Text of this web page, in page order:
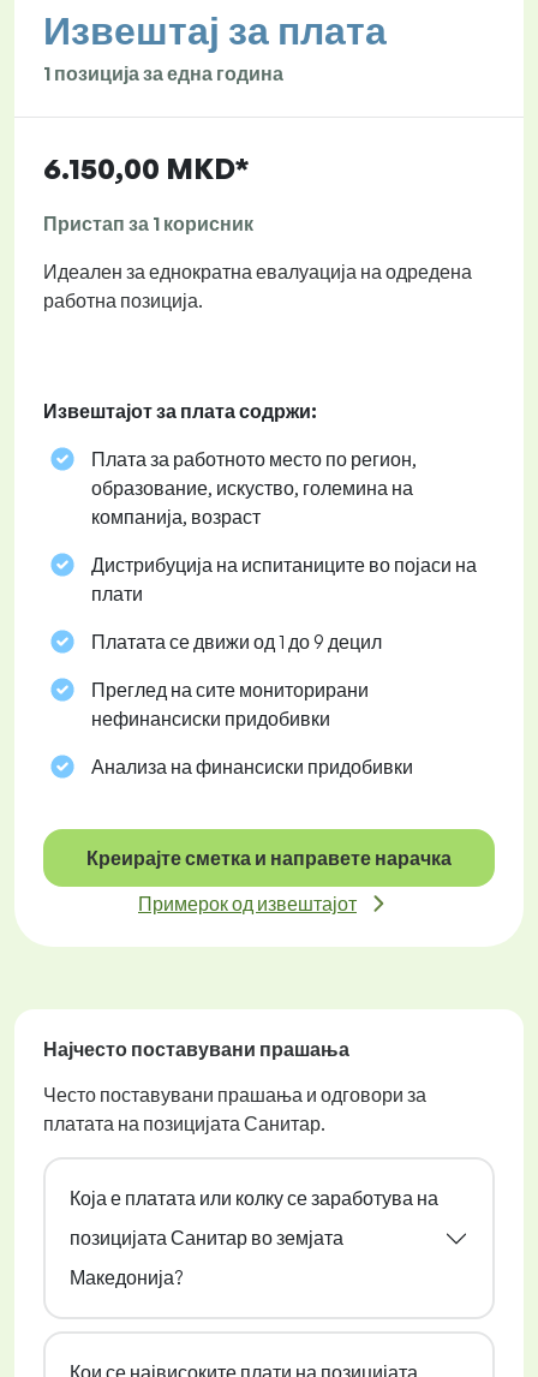
Извештај за плата
1 позиција за една година
6.150,00 MKD*
Пристап за 1 корисник
Идеален за еднократна евалуација на одредена
работна позиција.
Извештајот за плата содржи:
Плата за работното место по регион,
образование, искуство, големина на
компанија, возраст
Дистрибуција на испитаниците во појаси на
плати
Платата се движи од 1 до 9 децил
Преглед на сите мониторирани
нефинансиски придобивки
Анализа на финансиски придобивки
Креирајте сметка и направете нарачка
Примерок од извештајот
Најчесто поставувани прашања
Често поставувани прашања и одговори за
платата на позицијата Санитар.
Која е платата или колку се заработува на
позицијата Санитар во земјата
Македонија?